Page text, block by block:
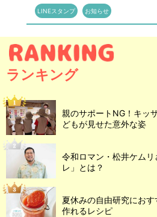
LINEスタンプ お知らせ
ランキング
親のサポートNG！キッ
どもが見せた意外な姿
令和ロマン・松井ケム
レ」とは？
夏休みの自由研究にお
作れるレシピ